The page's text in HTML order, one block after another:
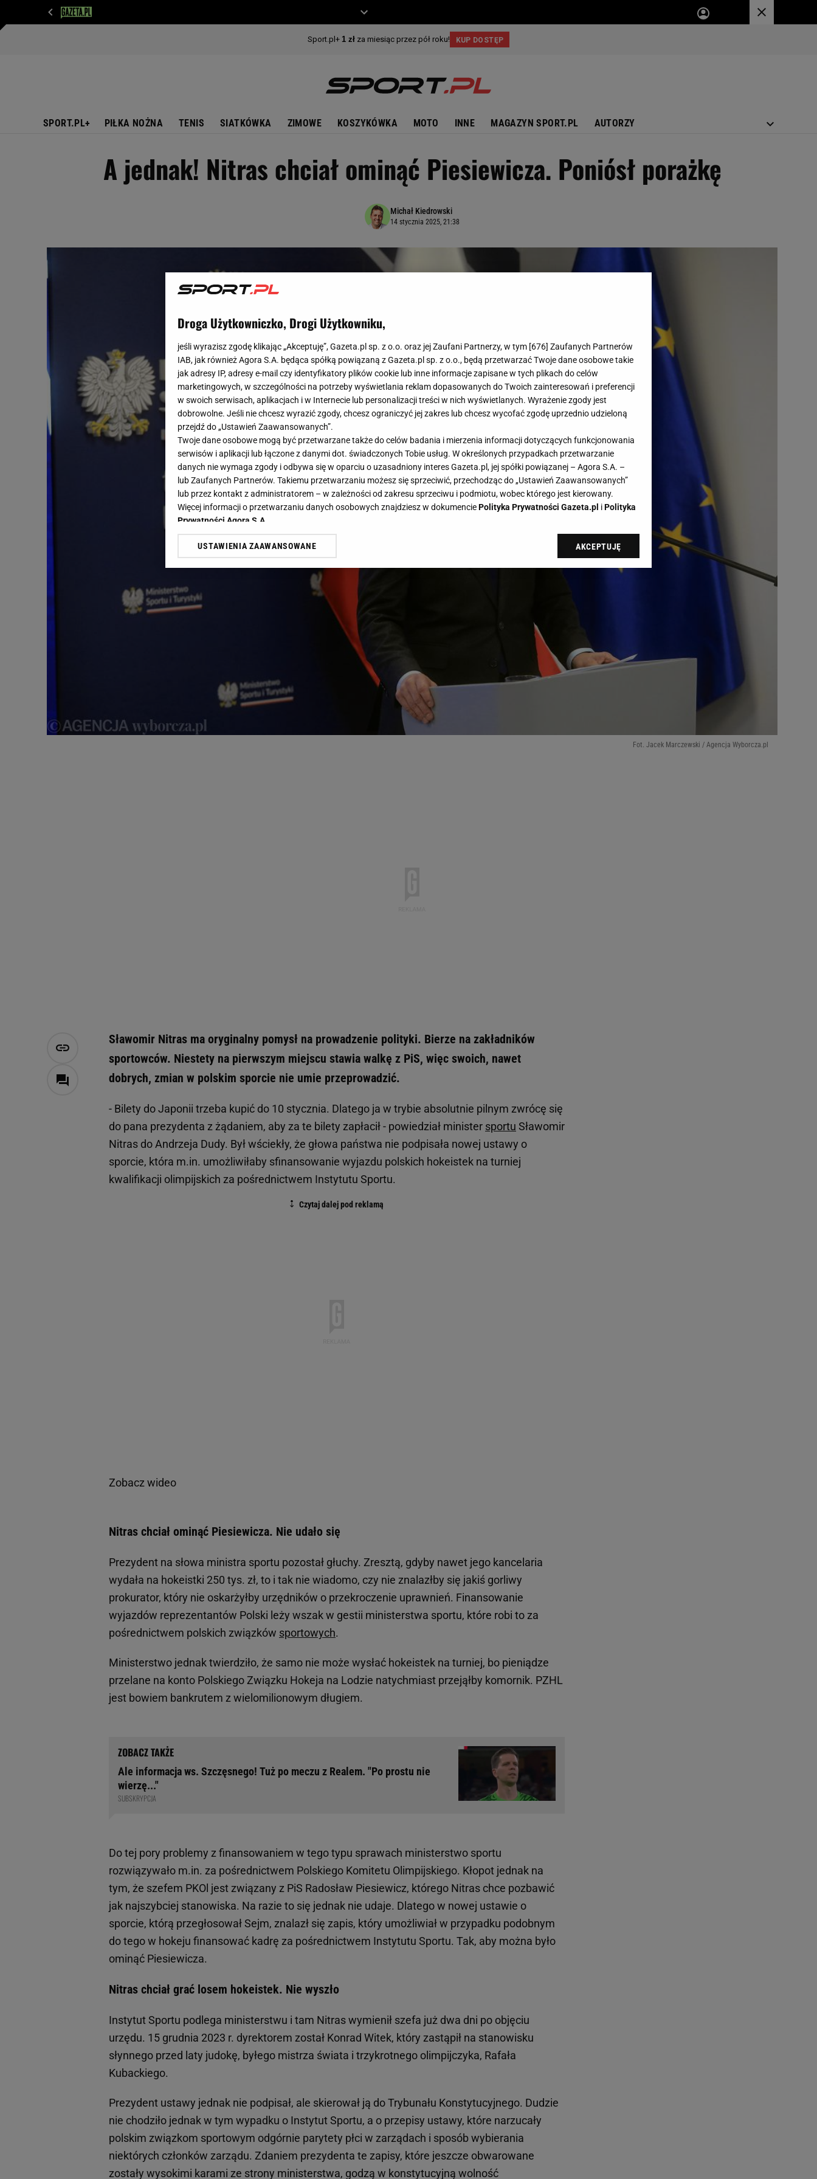
SPORT.PL+ PIŁKA NOŻNA TENIS SIATKÓWKA ZIMOWE KOSZYKÓWKA MOTO INNE MAGAZYN SPORT.PL AUTORZY
A jednak! Nitras chciał ominąć Piesiewicza. Poniósł porażkę
Michał Kiedrowski
14 stycznia 2025, 21:38
Fot. Jacek Marczewski / Agencja Wyborcza.pl
Sławomir Nitras ma oryginalny pomysł na prowadzenie polityki. Bierze na zakładników
sportowców. Niestety na pierwszym miejscu stawia walkę z PiS, więc swoich, nawet
dobrych, zmian w polskim sporcie nie umie przeprowadzić.
- Bilety do Japonii trzeba kupić do 10 stycznia. Dlatego ja w trybie absolutnie pilnym zwrócę się
do pana prezydenta z żądaniem, aby za te bilety zapłacił - powiedział minister sportu Sławomir
Nitras do Andrzeja Dudy. Był wściekły, że głowa państwa nie podpisała nowej ustawy o
sporcie, która m.in. umożliwiłaby sfinansowanie wyjazdu polskich hokeistek na turniej
kwalifikacji olimpijskich za pośrednictwem Instytutu Sportu.
Zobacz wideo
Nitras chciał ominąć Piesiewicza. Nie udało się
Prezydent na słowa ministra sportu pozostał głuchy. Zresztą, gdyby nawet jego kancelaria
wydała na hokeistki 250 tys. zł, to i tak nie wiadomo, czy nie znalazłby się jakiś gorliwy
prokurator, który nie oskarżyłby urzędników o przekroczenie uprawnień. Finansowanie
wyjazdów reprezentantów Polski leży wszak w gestii ministerstwa sportu, które robi to za
pośrednictwem polskich związków sportowych.
Ministerstwo jednak twierdziło, że samo nie może wysłać hokeistek na turniej, bo pieniądze
przelane na konto Polskiego Związku Hokeja na Lodzie natychmiast przejąłby komornik. PZHL
jest bowiem bankrutem z wielomilionowym długiem.
Ale informacja ws. Szczęsnego! Tuż po meczu z Realem. "Po prostu nie
wierzę..."
SUBSKRYPCJA
Do tej pory problemy z finansowaniem w tego typu sprawach ministerstwo sportu
rozwiązywało m.in. za pośrednictwem Polskiego Komitetu Olimpijskiego. Kłopot jednak na
tym, że szefem PKOl jest związany z PiS Radosław Piesiewicz, którego Nitras chce pozbawić
jak najszybciej stanowiska. Na razie to się jednak nie udaje. Dlatego w nowej ustawie o
sporcie, którą przegłosował Sejm, znalazł się zapis, który umożliwiał w przypadku podobnym
do tego w hokeju finansować kadrę za pośrednictwem Instytutu Sportu. Tak, aby można było
ominąć Piesiewicza.
Nitras chciał grać losem hokeistek. Nie wyszło
Instytut Sportu podlega ministerstwu i tam Nitras wymienił szefa już dwa dni po objęciu
urzędu. 15 grudnia 2023 r. dyrektorem został Konrad Witek, który zastąpił na stanowisku
słynnego przed laty judokę, byłego mistrza świata i trzykrotnego olimpijczyka, Rafała
Kubackiego.
Prezydent ustawy jednak nie podpisał, ale skierował ją do Trybunału Konstytucyjnego. Dudzie
nie chodziło jednak w tym wypadku o Instytut Sportu, a o przepisy ustawy, które narzucały
polskim związkom sportowym odgórnie parytety płci w zarządach i sposób wybierania
niektórych członków zarządu. Zdaniem prezydenta te zapisy, które jeszcze obwarowane
zostały wysokimi karami ze strony ministerstwa, godzą w konstytucyjną wolność
Droga Użytkowniczko, Drogi Użytkowniku,
jeśli wyrazisz zgodę klikając „Akceptuję”, Gazeta.pl sp. z o.o. oraz jej Zaufani Partnerzy, w tym [676] Zaufanych Partnerów
IAB, jak również Agora S.A. będąca spółką powiązaną z Gazeta.pl sp. z o.o., będą przetwarzać Twoje dane osobowe takie
jak adresy IP, adresy e-mail czy identyfikatory plików cookie lub inne informacje zapisane w tych plikach do celów
marketingowych, w szczególności na potrzeby wyświetlania reklam dopasowanych do Twoich zainteresowań i preferencji
w swoich serwisach, aplikacjach i w Internecie lub personalizacji treści w nich wyświetlanych. Wyrażenie zgody jest
dobrowolne. Jeśli nie chcesz wyrazić zgody, chcesz ograniczyć jej zakres lub chcesz wycofać zgodę uprzednio udzieloną
przejdź do „Ustawień Zaawansowanych”.
Twoje dane osobowe mogą być przetwarzane także do celów badania i mierzenia informacji dotyczących funkcjonowania
serwisów i aplikacji lub łączone z danymi dot. świadczonych Tobie usług. W określonych przypadkach przetwarzanie
danych nie wymaga zgody i odbywa się w oparciu o uzasadniony interes Gazeta.pl, jej spółki powiązanej – Agora S.A. –
lub Zaufanych Partnerów. Takiemu przetwarzaniu możesz się sprzeciwić, przechodząc do „Ustawień Zaawansowanych”
lub przez kontakt z administratorem – w zależności od zakresu sprzeciwu i podmiotu, wobec którego jest kierowany.
Więcej informacji o przetwarzaniu danych osobowych znajdziesz w dokumenciePolityka Prywatności Gazeta.pl iPolityka
Prywatności Agora S.A.
Klikając „Akceptuję” wyrażasz też zgodę na zainstalowanie i przechowywanie plików cookie Gazeta.pl sp. z o.o., jej
Zaufanych Partnerów i Agora S.A. na Twoim urządzeniu końcowym. Możesz w każdej chwili zmienić swoje preferencje
dotyczące plików cookie, wywołując narzędzie do zarządzania twoimi preferencjami dot. przetwarzania danych poprzez
odnośnik „Ustawienia prywatności ” w stopce serwisu i przechodząc do „Ustawień Zaawansowanych”. Zmiana ustawień
plików cookie możliwa jest także za pomocą ustawień przeglądarki.
My, nasi Zaufani Partnerzy i Agora S.A. możemy przetwarzać dane osobowe w następujących celach:
Użycie dokładnych danych geolokalizacyjnych. Aktywne skanowanie charakterystyki urządzenia do celów identyfikacji.
Przechowywanie informacji na urządzeniu lub dostęp do nich. Spersonalizowane reklamy i treści, pomiar reklam i treści,
Lista Zaufanych Partnerów
USTAWIENIA ZAAWANSOWANE AKCEPTUJĘ